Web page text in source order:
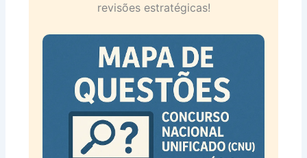
revisões estratégicas!